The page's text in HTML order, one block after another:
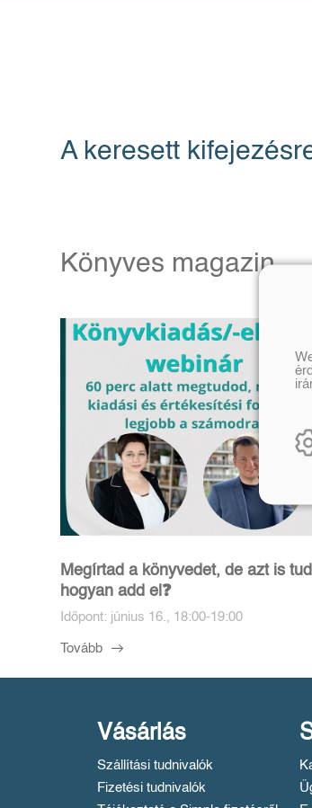
A keresett
Könyves magazin
Megírtad a könyvedet, de azt is
hogyan add el❓️
Időpont: június 16., 18:00-19:00
Tovább
Vásárlás
Szállítási tudnivalók
Fizetési tudnivalók